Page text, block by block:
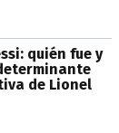
quién fue y
de Lionel